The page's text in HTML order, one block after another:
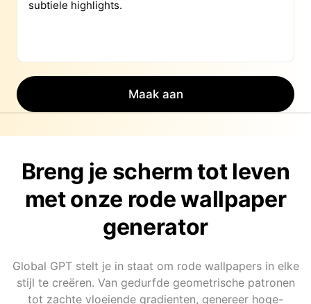
Maak aan
Breng je scherm tot leven
met onze rode wallpaper
generator
Global GPT stelt je in staat om rode wallpapers in elke
stijl te creëren. Van gedurfde geometrische patronen
tot zachte vloeiende gradienten, genereer hoge-